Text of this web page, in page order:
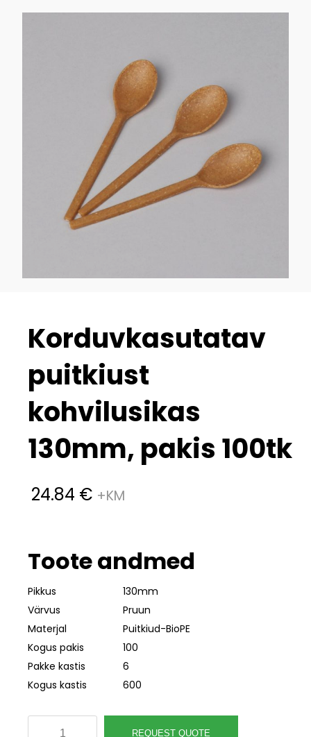
Korduvkasutatav
puitkiust
kohvilusikas
130mm, pakis 100tk
24.84 €
Toote andmed
Pikkus
130mm
Värvus
Pruun
Materjal
Puitkiud-BioPE
Kogus pakis
100
Pakke kastis
6
Kogus kastis
600
REQUEST QUOTE